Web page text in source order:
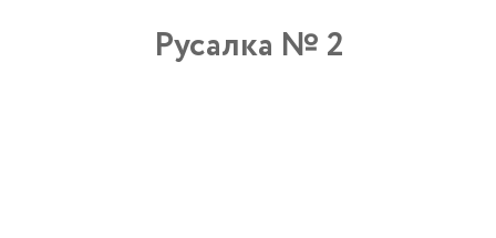
Русалка № 2